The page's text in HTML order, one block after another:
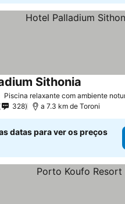
Piscina relaxante com ambiente
Sithonia
328 a 7.3 km de Toroni
datas para ver os preços